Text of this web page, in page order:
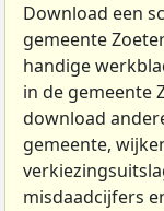
Download een
gemeente
handige
in de gemeente
download
gemeente,
misdaadcijfers